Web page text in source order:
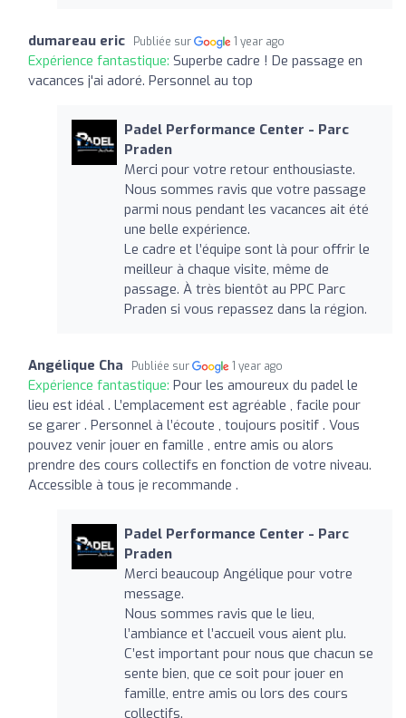
dumareau eric Publiée sur 1 year ago
Expérience fantastique: Superbe cadre ! De passage en
vacances j'ai adoré. Personnel au top
Padel Performance Center - Parc
Praden
Merci pour votre retour enthousiaste.
Nous sommes ravis que votre passage
parmi nous pendant les vacances ait été
une belle expérience.
Le cadre et l’équipe sont là pour offrir le
meilleur à chaque visite, même de
passage. À très bientôt au PPC Parc
Praden si vous repassez dans la région.
Angélique Cha Publiée sur 1 year ago
Expérience fantastique: Pour les amoureux du padel le
lieu est idéal . L’emplacement est agréable , facile pour
se garer . Personnel à l’écoute , toujours positif . Vous
pouvez venir jouer en famille , entre amis ou alors
prendre des cours collectifs en fonction de votre niveau.
Accessible à tous je recommande .
Padel Performance Center - Parc
Praden
Merci beaucoup Angélique pour votre
message.
Nous sommes ravis que le lieu,
l’ambiance et l’accueil vous aient plu.
C’est important pour nous que chacun se
sente bien, que ce soit pour jouer en
famille, entre amis ou lors des cours
collectifs.